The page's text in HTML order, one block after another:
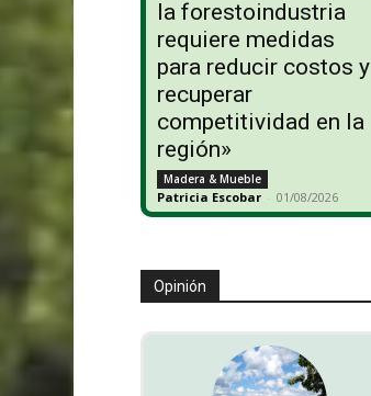
la forestoindustria
requiere medidas
para reducir costos y
recuperar
competitividad en la
región»
Madera & Mueble
Patricia Escobar - 01/08/2026
Opinión